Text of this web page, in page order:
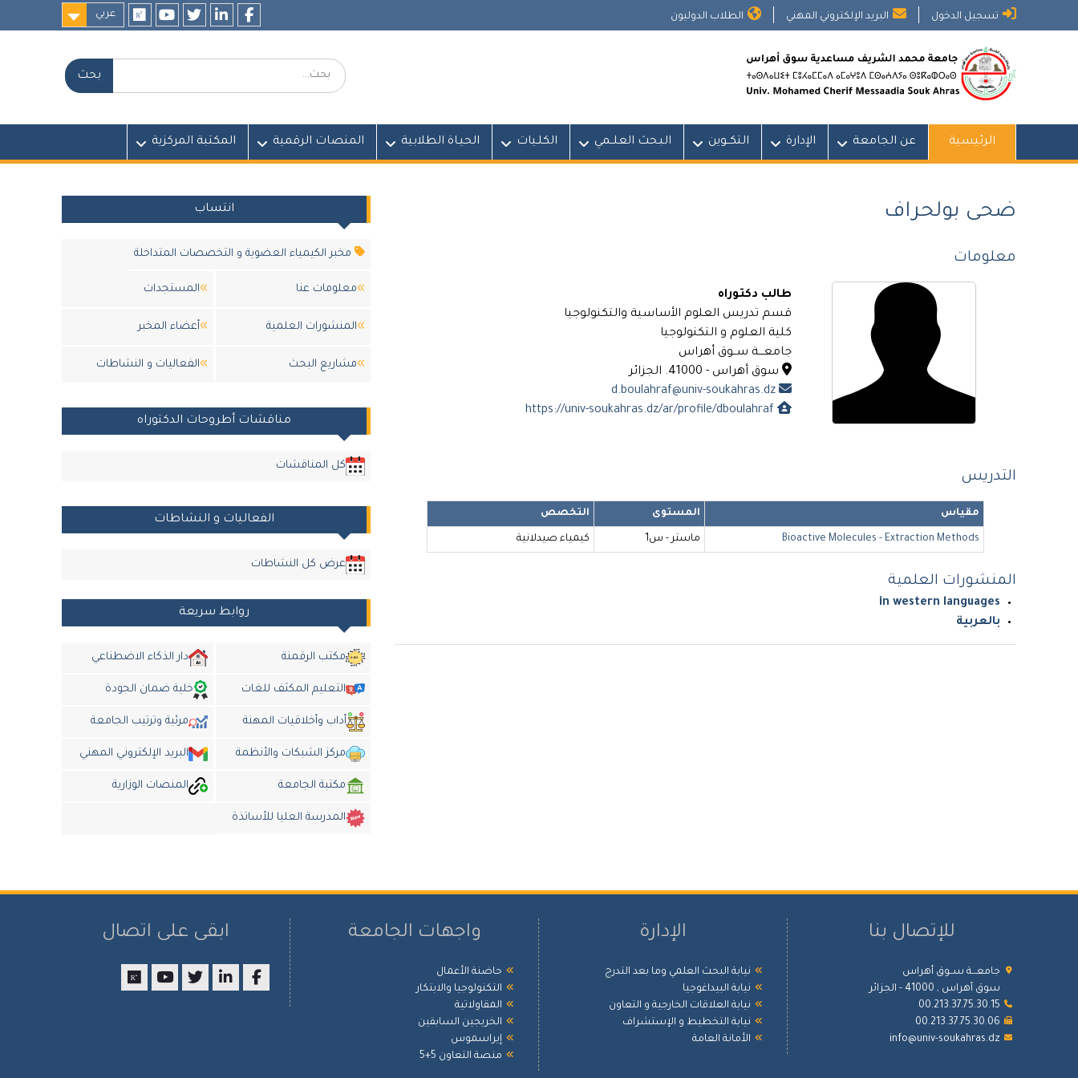
تسجيل الدخول البريد الإلكتروني المهني الطلاب الدوليون
عربي
بحث:
الرئيسية عن الجامعة الإدارة التكــوين البـحث العلــمي الكلـيات الحيـاة الطلابية المنصات الرقمية المكتبة المركزية
ضحى بولحراف
معلومات
طالب دكتوراه
قسم تدريس العلوم الأساسية والتكنولوجيا
كلية العلوم و التكنولوجيا
جامعـــة ســوق أهراس
سوق أهراس - 41000. الجزائر
التدريس
مقياس المستوى التخصص
Bioactive Molecules - Extraction Methods ماستر - س1 كيمياء صيدلانية
المنشورات العلمية
in western languages
بالعربية
انتساب
مخبر الكيمياء العضوية و التخصصات المتداخلة
معلومات عنا المستجدات
المنشورات العلمية أعضاء المخبر
مشاريع البحث الفعاليات و النشاطات
مناقشات أطروحات الدكتوراه
كل المناقشات
الفعاليات و النشاطات
عرض كل النشاطات
روابط سريعة
مكتب الرقمنة دار الذكاء الاضطناعي
التعليم المكثف للغات خلية ضمان الجودة
أداب وأخلاقيات المهنة مرئية وترتيب الجامعة
مركز الشبكات والأنظمة البريد الإلكتروني المهني
مكتبة الجامعة المنصات الوزارية
المدرسة العليا للأساتذة
للإتصال بنا
جامعـــة ســوق أهراس
سوق أهراس , 41000 - الجزائر
00.213.37.75.30.15
00.213.37.75.30.06
info@univ-soukahras.dz
الإدارة
نيابة البحث العلمي وما بعد التدرج
نيابة البيداغوجيا
نيابة العلاقات الخارجية و التعاون
نيابة التخطيط و الإستشراف
الأمانة العامة
واجهات الجامعة
حاضنة الأعمال
التكنولوجيا والابتكار
المقاولاتية
الخريجين السابقين
إيراسموس
منصة التعاون 5+5
ابقى على اتصال